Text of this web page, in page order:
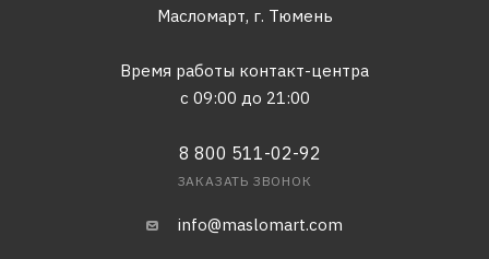
Масломарт, г. Тюмень
Время работы контакт-центра
с 09:00 до 21:00
8 800 511-02-92
ЗАКАЗАТЬ ЗВОНОК
info@maslomart.com